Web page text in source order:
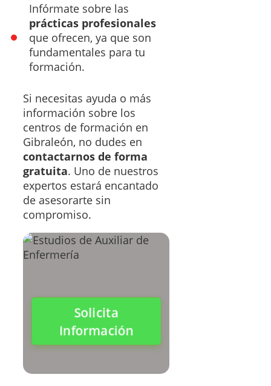
Infórmate sobre las
prácticas profesionales
que ofrecen, ya que son
fundamentales para tu
formación.
Si necesitas ayuda o más
información sobre los
centros de formación en
Gibraleón, no dudes en
contactarnos de forma
gratuita. Uno de nuestros
expertos estará encantado
de asesorarte sin
compromiso.
Solicita
Información